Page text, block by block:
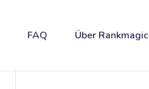
FAQ Über Rankmagic